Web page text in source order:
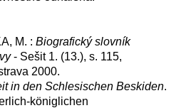
M. : Biografický slovník
- Sešit 1. (13.), s. 115,
2000.
in den Schlesischen Beskiden.
königlichen